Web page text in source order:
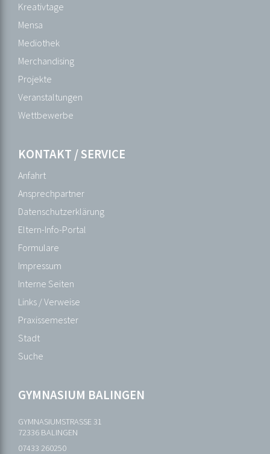
SCHULLEBEN
AGs
Außerunterrichtliche
Veranstaltungen
Ehemalige
Eltern
KONTAKT
Kreativtage
Mensa
Mediothek
Merchandising
Projekte
Veranstaltungen
Wettbewerbe
KONTAKT / SERVICE
Anfahrt
Ansprechpartner
Datenschutzerklärung
Eltern-Info-Portal
Formulare
Impressum
Interne Seiten
Links / Verweise
Praxissemester
Stadt
Suche
GYMNASIUM BALINGEN
GYMNASIUMSTRASSE 31
72336 BALINGEN
07433 260250